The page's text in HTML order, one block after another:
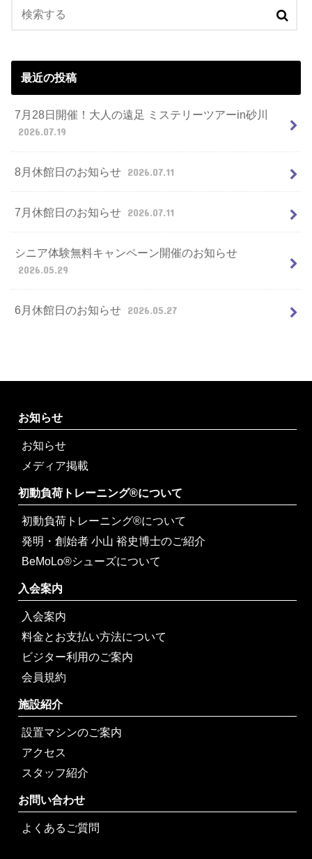
最近の投稿
7月28日開催！大人の遠足 ミステリーツアーin砂川
2026.07.19
8月休館日のお知らせ 2026.07.11
7月休館日のお知らせ 2026.07.11
シニア体験無料キャンペーン開催のお知らせ
2026.05.29
6月休館日のお知らせ 2026.05.27
お知らせ
お知らせ
メディア掲載
初動負荷トレーニング®について
初動負荷トレーニング®について
発明・創始者 小山 裕史博士のご紹介
BeMoLo®シューズについて
入会案内
入会案内
料金とお支払い方法について
ビジター利用のご案内
会員規約
施設紹介
設置マシンのご案内
アクセス
スタッフ紹介
お問い合わせ
よくあるご質問